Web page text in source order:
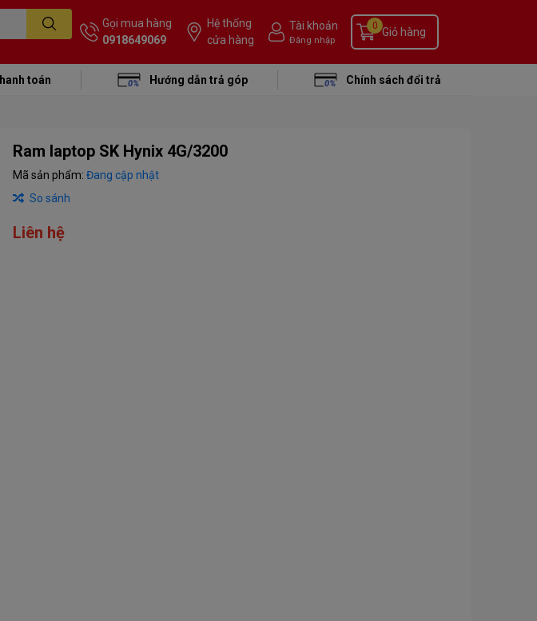
Gọi mua hàng
0918649069
Hệ thống
cửa hàng
Tài khoản
Đăng nhập
Giỏ hàng
0
toán Hướng dẫn trả góp Chính sách đổi trả
Ram laptop SK Hynix 4G/3200
Mã sản phẩm: Đang cập nhật
So sánh
Liên hệ